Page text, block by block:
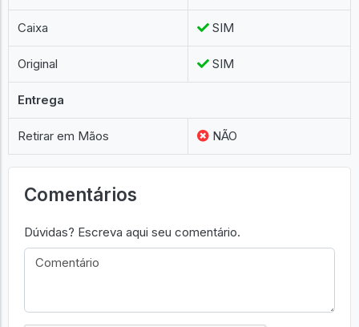
Caixa SIM
Original SIM
Entrega
Retirar em Mãos NÃO
Comentários
Dúvidas? Escreva aqui seu comentário.